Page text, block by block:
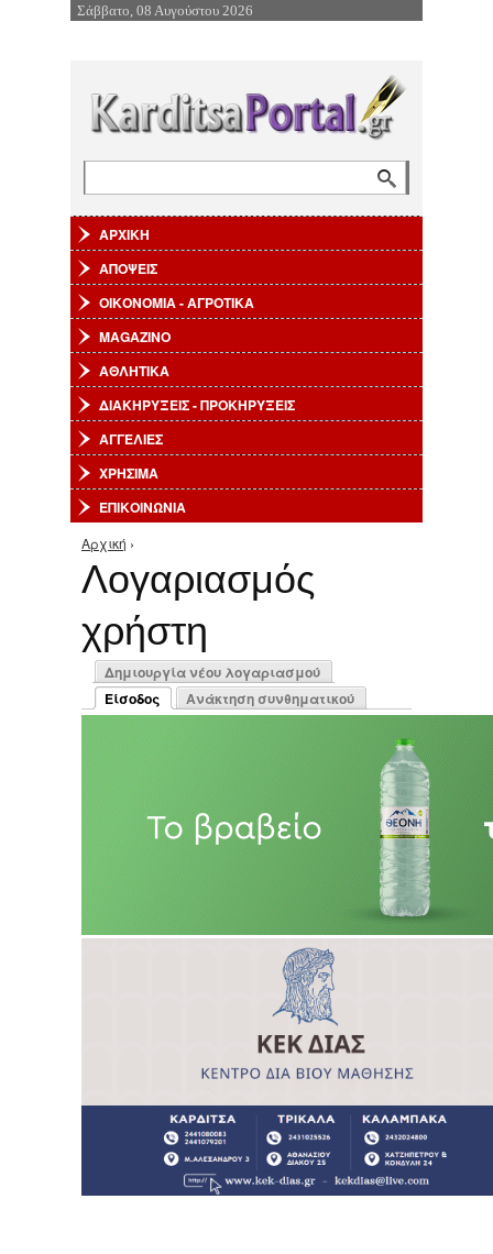
Επιστροφή στην Πλοήγηση
Σάββατο, 08 Αυγούστου 2026
ΑΡΧΙΚΗ
ΑΠΟΨΕΙΣ
ΟΙΚΟΝΟΜΙΑ - ΑΓΡΟΤΙΚΑ
MAGAZINO
ΑΘΛΗΤΙΚΑ
ΔΙΑΚΗΡΥΞΕΙΣ - ΠΡΟΚΗΡΥΞΕΙΣ
ΑΓΓΕΛΙΕΣ
ΧΡΗΣΙΜΑ
ΕΠΙΚΟΙΝΩΝΙΑ
Είστε εδώ
Αρχική ›
Λογαριασμός
χρήστη
Πρωτεύουσες καρτέλες
Δημιουργία νέου λογαριασμού
Είσοδος
(ενεργή καρτέλα)
Ανάκτηση συνθηματικού